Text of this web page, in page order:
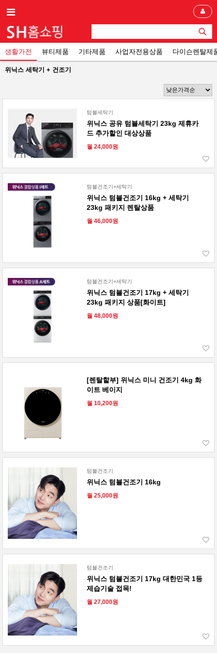
생활가전 뷰티제품 기타제품 사업자전용상품 다이슨렌탈제
위닉스 세탁기 + 건조기
텀블세탁기
위닉스 공유 텀블세탁기 23kg 제휴카
드 추가할인 대상상품
월 24,000원
텀블건조기+세탁기
위닉스 텀블건조기 16kg + 세탁기
23kg 패키지 렌탈상품
월 46,000원
텀블건조기+세탁기
위닉스 텀블건조기 17kg + 세탁기
23kg 패키지 상품[화이트]
월 48,000원
[렌탈할부] 위닉스 미니 건조기 4kg 화
이트 베이지
월 10,200원
텀블건조기
위닉스 텀블건조기 16kg
월 25,000원
텀블건조기
위닉스 텀블건조기 17kg 대한민국 1등
제습기술 접목!
월 27,000원